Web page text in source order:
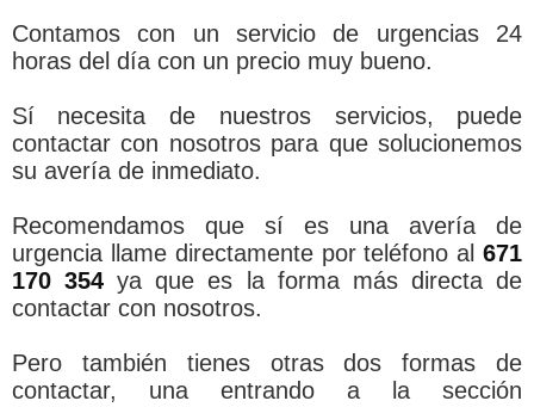
Contamos con un servicio de urgencias 24
horas del día con un precio muy bueno.
Sí necesita de nuestros servicios, puede
contactar con nosotros para que solucionemos
su avería de inmediato.
Recomendamos que sí es una avería de
urgencia llame directamente por teléfono al671
170 354ya que es la forma más directa de
contactar con nosotros.
Pero también tienes otras dos formas de
contactar, una entrando a la sección